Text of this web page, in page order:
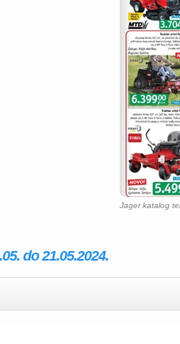
Jager katalog
do 21.05.2024.